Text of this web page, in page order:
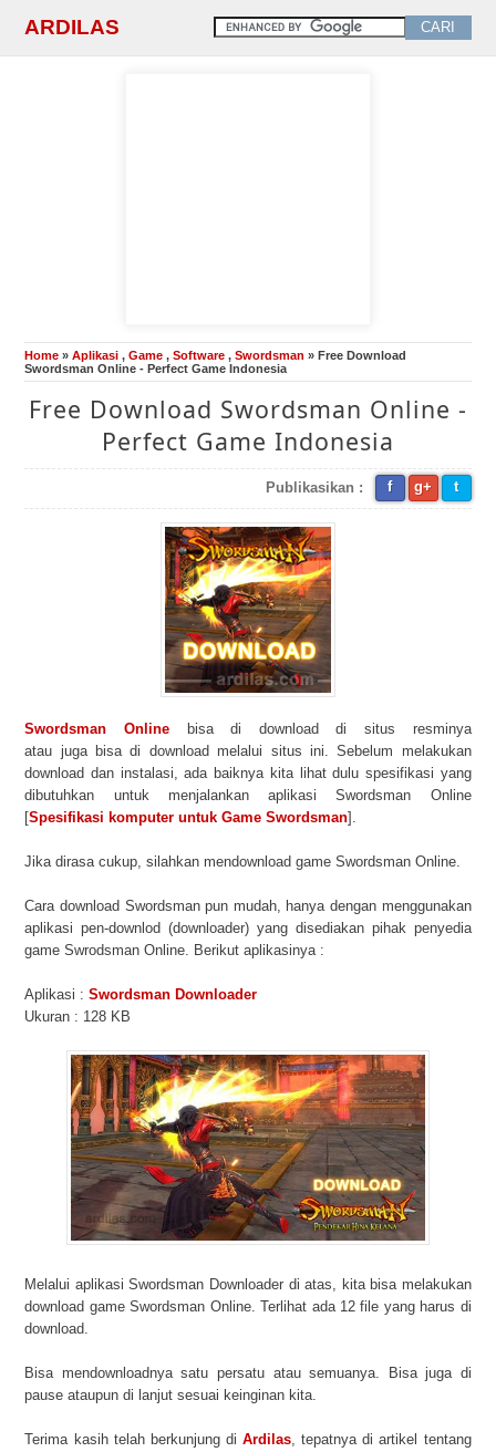
ARDILAS
Home »Aplikasi ,Game ,Software ,Swordsman » Free Download
Swordsman Online - Perfect Game Indonesia
Free Download Swordsman Online -
Perfect Game Indonesia
f g+ t
Publikasikan :
Swordsman Online bisa di download di situs resminya
atau juga bisa di download melalui situs ini. Sebelum melakukan
download dan instalasi, ada baiknya kita lihat dulu spesifikasi yang
dibutuhkan untuk menjalankan aplikasi Swordsman Online
[Spesifikasi komputer untuk Game Swordsman].
Jika dirasa cukup, silahkan mendownload game Swordsman Online.
Cara download Swordsman pun mudah, hanya dengan menggunakan
aplikasi pen-downlod (downloader) yang disediakan pihak penyedia
game Swrodsman Online. Berikut aplikasinya :
Aplikasi :Swordsman Downloader
Ukuran : 128 KB
Melalui aplikasi Swordsman Downloader di atas, kita bisa melakukan
download game Swordsman Online. Terlihat ada 12 file yang harus di
download.
Bisa mendownloadnya satu persatu atau semuanya. Bisa juga di
pause ataupun di lanjut sesuai keinginan kita.
Terima kasih telah berkunjung diArdilas, tepatnya di artikel tentang